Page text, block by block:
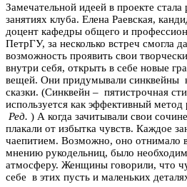
Замечательной идеей в проекте стала
занятиях клуба. Елена Раевская,
доцент кафедры общего и
ПетрГУ, за несколько встреч смогла
возможность проявить свои
внутри себя, открыть в себе новые
вещей. Они придумывали синквейны
сказки. (Синквейн – пятистрочная
используется как эффективный метод
Ред. ) А когда зачитывали свои
плакали от избытка чувств. Каждое
чаепитием. Возможно, оно отнимало
мнению рукодельниц, было
атмосферу. Женщины говорили, что
себе в этих пусть и маленьких